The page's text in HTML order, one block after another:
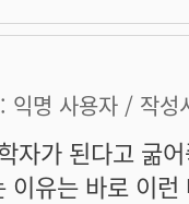
익명 사용자 / 작성
자가 된다고 굶
이유는 바로 이